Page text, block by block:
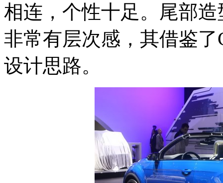
相连，个性十足。尾部
非常有层次感，其借鉴了
设计思路。